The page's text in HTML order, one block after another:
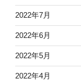
2022年7月
2022年6月
2022年5月
2022年4月